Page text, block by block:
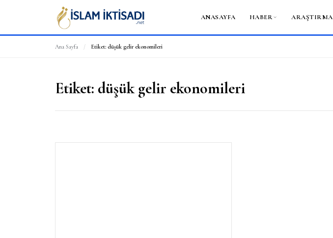
ANASAYFA HABER ARAŞTIRMA
Ana Sayfa / Etiket: düşük gelir ekonomileri
Etiket: düşük gelir ekonomileri